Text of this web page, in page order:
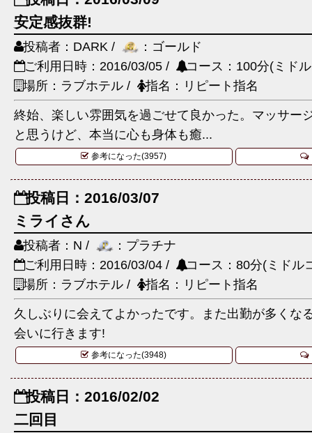
安定感抜群!
投稿者：DARK /
：ゴールド
ご利用日時：2016/03/05 /
コース：100分(ミド
場所：ラブホテル /
指名：リピート指名
終始、楽しい雰囲気を過ごせて良かった。マッサー
と思うけど、本当に心も身体も癒...
参考になった(3957)
投稿日：2016/03/07
ミライさん
投稿者：N /
：プラチナ
ご利用日時：2016/03/04 /
コース：80分(ミド
場所：ラブホテル /
指名：リピート指名
久しぶりに会えてよかったです。また出勤が多くな
会いに行きます!
参考になった(3948)
投稿日：2016/02/02
二回目